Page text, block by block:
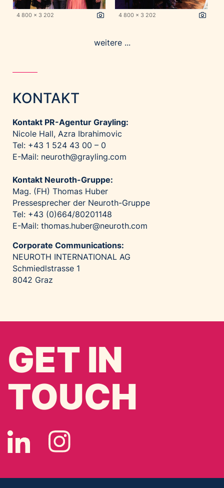
4 800 x 3 202 4 800 x 3 202
weitere ...
KONTAKT
Kontakt PR-Agentur Grayling:
Nicole Hall, Azra Ibrahimovic
Tel: +43 1 524 43 00 – 0
E-Mail: neuroth@grayling.com
Kontakt Neuroth-Gruppe:
Mag. (FH) Thomas Huber
Pressesprecher der Neuroth-Gruppe
Tel: +43 (0)664/80201148
E-Mail: thomas.huber@neuroth.com
Corporate Communications:
NEUROTH INTERNATIONAL AG
Schmiedlstrasse 1
8042 Graz
GET IN
TOUCH